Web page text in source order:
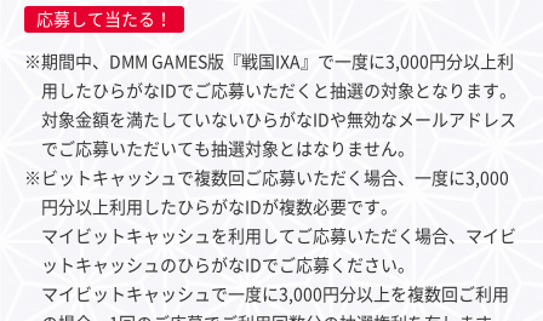
応募して当たる！
※期間中、DMM GAMES版『戦国IXA』で一度に3,000円分以上利
用したひらがなIDでご応募いただくと抽選の対象となります。
対象金額を満たしていないひらがなIDや無効なメールアドレス
でご応募いただいても抽選対象とはなりません。
※ビットキャッシュで複数回ご応募いただく場合、一度に3,000
円分以上利用したひらがなIDが複数必要です。
マイビットキャッシュを利用してご応募いただく場合、マイビ
ットキャッシュのひらがなIDでご応募ください。
マイビットキャッシュで一度に3,000円分以上を複数回ご利用